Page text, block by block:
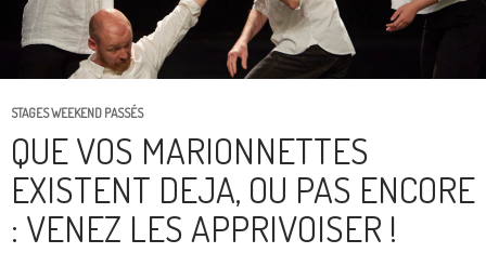
STAGES WEEKEND PASSÉS
QUE VOS MARIONNETTES
EXISTENT DEJA, OU PAS ENCORE
: VENEZ LES APPRIVOISER !